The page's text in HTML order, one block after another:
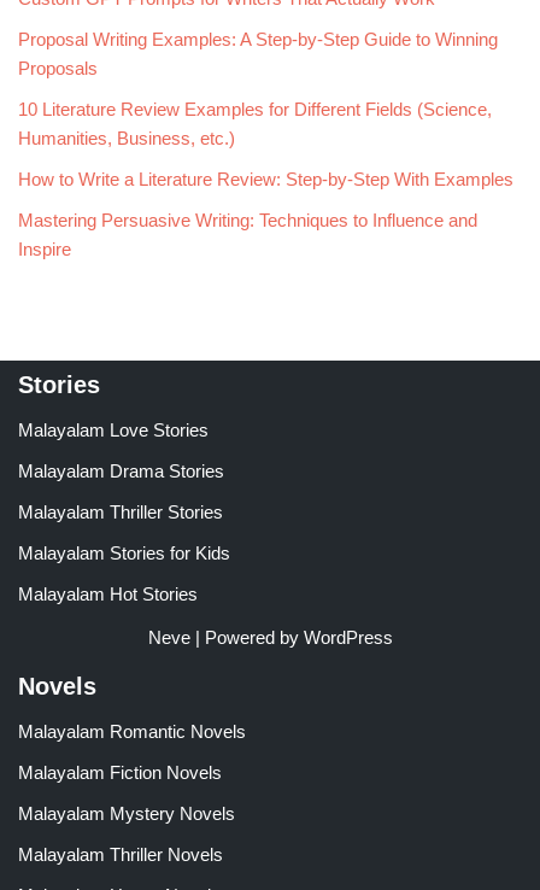
Proposal Writing Examples: A Step-by-Step Guide to Winning
Proposals
10 Literature Review Examples for Different Fields (Science,
Humanities, Business, etc.)
How to Write a Literature Review: Step-by-Step With Examples
Mastering Persuasive Writing: Techniques to Influence and
Inspire
Stories
Malayalam Love Stories
Malayalam Drama Stories
Malayalam Thriller Stories
Malayalam Stories for Kids
Malayalam Hot Stories
Neve| Powered by WordPress
Novels
Malayalam Romantic Novels
Malayalam Fiction Novels
Malayalam Mystery Novels
Malayalam Thriller Novels